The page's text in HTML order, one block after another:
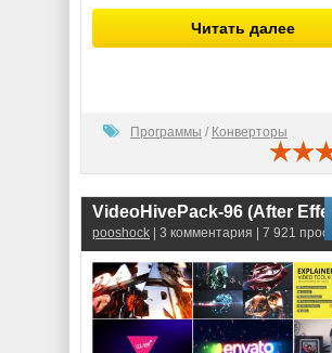
Читать далее
Программы / Конверторы
pooshock | 3 комментария | 7 921